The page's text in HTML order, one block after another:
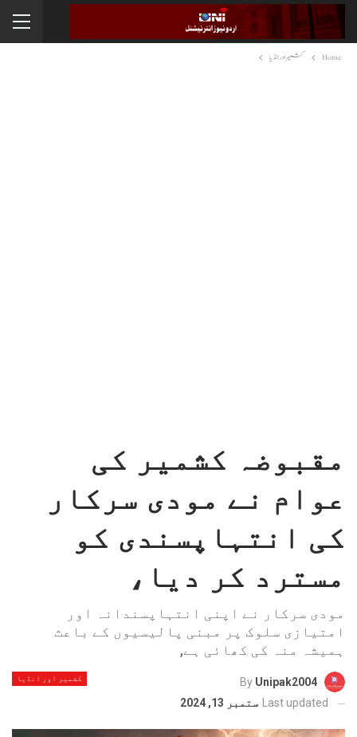
Home کشمیر اور انڈیا
مقبوضہ کشمیر کی
عوام نے مودی سرکار
کی انتہاپسندی کو
مسترد کر دیا،
مودی سرکار نے اپنی انتہاپسندانہ اور
امتیازی سلوک پر مبنی پالیسیوں کے باعث
ہمیشہ منہ کی کھائی ہے,
کشمیر اور انڈیا By Unipak2004
Last updated ستمبر 13, 2024